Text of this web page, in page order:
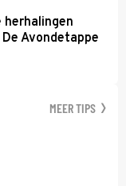
herhalingen
Avondetappe
MEER TIPS